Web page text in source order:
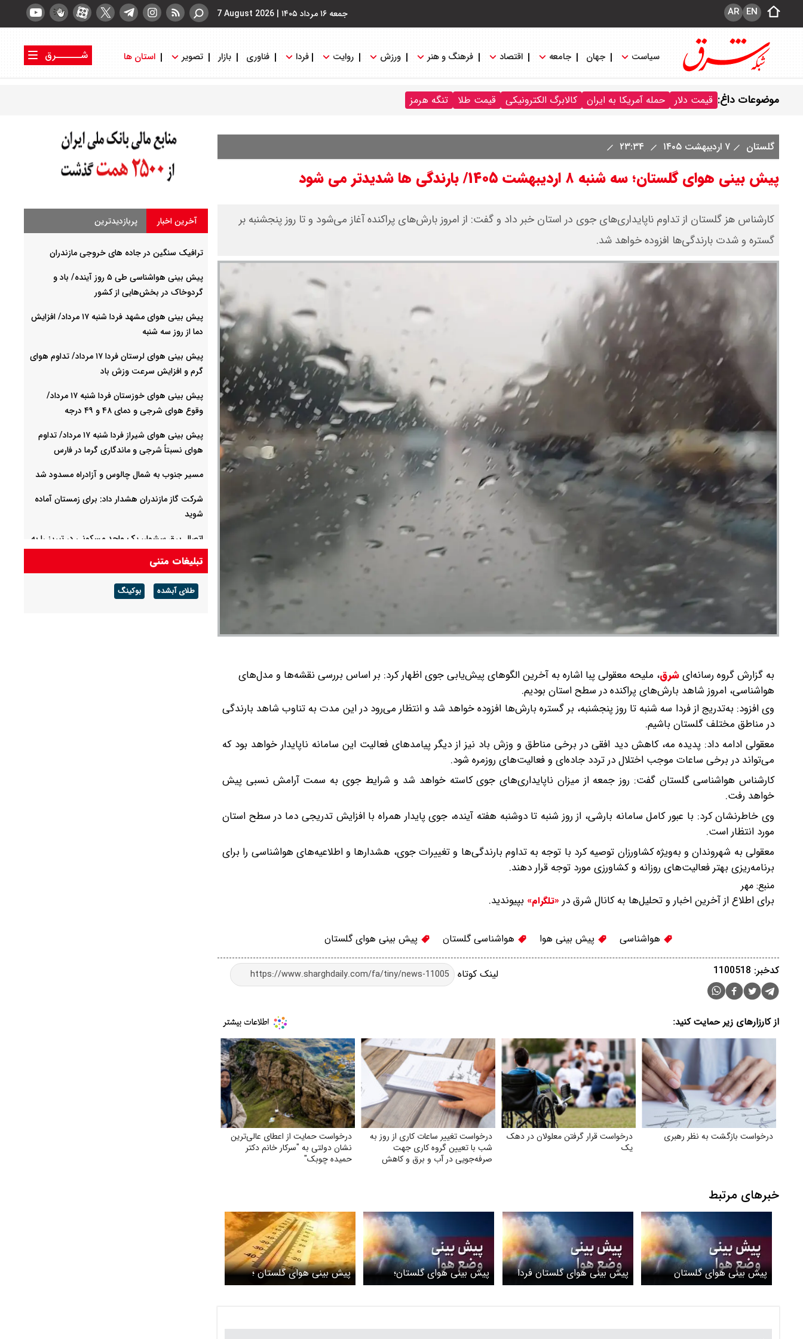
جمعه ۱۶ مرداد ۱۴۰۵ |
7 August 2026 EN
AR
سیاست جهان جامعه اقتصاد فرهنگ و هنر ورزش روایت فردا فناوری بازار تصویر استان ها
شــــــرق
موضوعات داغ: قیمت دلار حمله آمریکا به ایران کالابرگ الکترونیکی قیمت طلا تنگه هرمز
گلستان ۷ اردیبهشت ۱۴۰۵
پیش بینی هوای گلستان؛ سه شنبه ۸ اردیبهشت ۱۴۰۵/ بارندگی ها شدیدتر می شود
کارشناس هز گلستان از تداوم ناپایداری‌های جوی در استان خبر داد و گفت: از امروز بارش‌های پراکنده آغاز می‌شود و تا روز پنجشنبه بر
گستره و شدت بارندگی‌ها افزوده خواهد شد.
به گزارش گروه رسانه‌ایشرق، ملیحه معقولی پبا اشاره به آخرین الگوهای پیش‌یابی جوی اظهار کرد: بر اساس بررسی نقشه‌ها و مدل‌های
هواشناسی، امروز شاهد بارش‌های پراکنده در سطح استان بودیم.
وی افزود: به‌تدریج از فردا سه شنبه تا روز پنجشنبه، بر گستره بارش‌ها افزوده خواهد شد و انتظار می‌رود در این مدت به تناوب شاهد بارندگی
در مناطق مختلف گلستان باشیم.
معقولی ادامه داد: پدیده مه، کاهش دید افقی در برخی مناطق و وزش باد نیز از دیگر پیامدهای فعالیت این سامانه ناپایدار خواهد بود که
می‌تواند در برخی ساعات موجب اختلال در تردد جاده‌ای و فعالیت‌های روزمره شود.
کارشناس هواشناسی گلستان گفت: روز جمعه از میزان ناپایداری‌های جوی کاسته خواهد شد و شرایط جوی به سمت آرامش نسبی پیش
خواهد رفت.
وی خاطرنشان کرد: با عبور کامل سامانه بارشی، از روز شنبه تا دوشنبه هفته آینده، جوی پایدار همراه با افزایش تدریجی دما در سطح استان
مورد انتظار است.
معقولی به شهروندان و به‌ویژه کشاورزان توصیه کرد با توجه به تداوم بارندگی‌ها و تغییرات جوی، هشدارها و اطلاعیه‌های هواشناسی را برای
برنامه‌ریزی بهتر فعالیت‌های روزانه و کشاورزی مورد توجه قرار دهند.
منبع: مهر
برای اطلاع از آخرین اخبار و تحلیل‌ها به کانال شرق در «تلگرام» بپیوندید.
هواشناسی پیش بینی هوا هواشناسی گلستان پیش بینی هوای گلستان
لینک کوتاه کدخبر: 1100518
از کارزارهای زیر حمایت کنید:
درخواست بازگشت به نظر رهبری
درخواست قرار گرفتن معلولان در دهک
یک
درخواست تغییر ساعات کاری از روز به
شب با تعیین گروه کاری جهت
صرفه‌جویی در آب و برق و کاهش
درخواست حمایت از اعطای عالی‌ترین
نشان دولتی به "سرکار خانم دکتر
حمیده چوبک"
خبرهای مرتبط
پیش بینی هوای گلستان
پنجشنبه ۲۸ اسفند ۱۴۰۴/
پیش بینی هوای گلستان فردا
چهارشنبه ۲۲ بهمن ۱۴۰۴/ باران
پیش بینی هوای گلستان؛
یکشنبه ۱۴ دی ۱۴۰۴/ هوا گرمتر
پیش بینی هوای گلستان ؛
پنجشنبه 16 مرداد ۱۴۰۴
آخرین اخبار پربازدیدترین
ترافیک سنگین در جاده های خروجی مازندران
پیش بینی هواشناسی طی ۵ روز آینده/ باد و
گردوخاک در بخش‌هایی از کشور
پیش بینی هوای مشهد فردا شنبه ۱۷ مرداد/ افزایش
دما از روز سه شنبه
پیش بینی هوای لرستان فردا ۱۷ مرداد/ تداوم هوای
گرم و افزایش سرعت وزش باد
پیش بینی هوای خوزستان فردا شنبه ۱۷ مرداد/
وقوع هوای شرجی و دمای ۴۸ و ۴۹ درجه
پیش بینی هوای شیراز فردا شنبه ۱۷ مرداد/ تداوم
هوای نسبتاً شرجی و ماندگاری گرما در فارس
مسیر جنوب به شمال چالوس و آزادراه مسدود شد
شرکت گاز مازندران هشدار داد: برای زمستان آماده
شوید
اتصال برق سشوار، یک واحد مسکونی در تبریز را به
آتش کشید
مهار آتش‌سوزی در منطقه حفاظت‌شده دیزمار
تبلیغات متنی
طلای آبشده بوکینگ